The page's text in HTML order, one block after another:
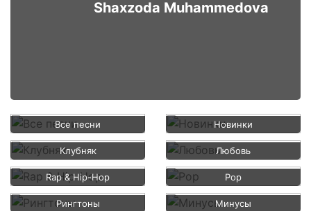
Shaxzoda Muhammedova
Все песни Новинки
Клубняк Любовь
Rap & Hip-Hop Pop
Рингтоны Минусы